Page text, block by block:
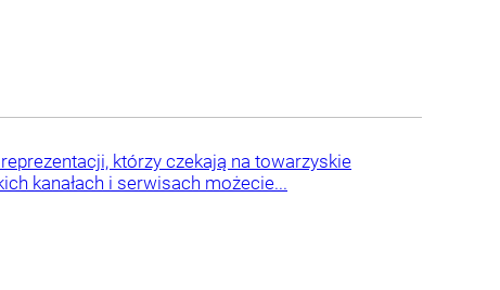
którzy czekają na towarzyskie
kanałach i serwisach możecie...